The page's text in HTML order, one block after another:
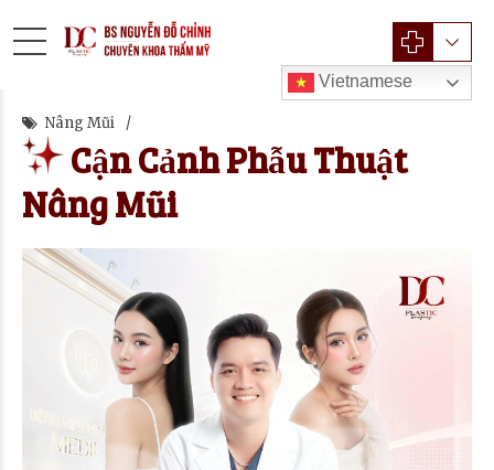
Vietnamese
Nâng Mũi
Cận Cảnh Phẫu Thuật
Nâng Mũi